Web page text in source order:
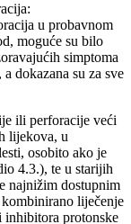
u probavnom
moguće su bilo
simptoma
dokazana su za sve
ili perforacije veći
lijekova, u
osobito ako je
4.3.), te u starijih
najnižim dostupnim
liječenje
protonske